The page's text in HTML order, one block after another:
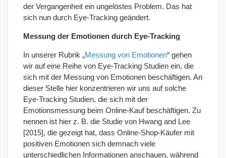
der Vergangenheit ein ungelöstes Problem. Das hat
sich nun durch Eye-Tracking geändert.
Messung der Emotionen durch Eye-Tracking
In unserer Rubrik „Messung von Emotionen“ gehen
wir auf eine Reihe von Eye-Tracking Studien ein, die
sich mit der Messung von Emotionen beschäftigen. An
dieser Stelle hier konzentrieren wir uns auf solche
Eye-Tracking Studien, die sich mit der
Emotionsmessung beim Online-Kauf beschäftigen. Zu
nennen ist hier z. B. die Studie von Hwang and Lee
[2015], die gezeigt hat, dass Online-Shop-Käufer mit
positiven Emotionen sich demnach viele
unterschiedlichen Informationen anschauen, während